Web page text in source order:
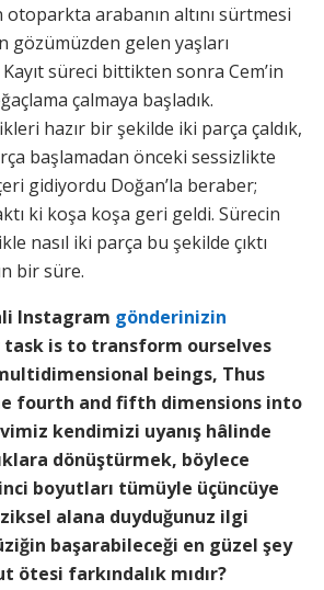
otoparkta arabanın altını sürtmesi
gözümüzden gelen yaşları
süreci bittikten sonra Cem’in
çalmaya başladık.
hazır bir şekilde iki parça çaldık,
başlamadan önceki sessizlikte
gidiyordu Doğan’la beraber;
ki koşa koşa geri geldi. Sürecin
nasıl iki parça bu şekilde çıktı
bir süre.
Instagram gönderinizin
task is to transform ourselves
beings, Thus
fourth and fifth dimensions into
kendimizi uyanış hâlinde
dönüştürmek, böylece
boyutları tümüyle üçüncüye
alana duyduğunuz ilgi
başarabileceği en güzel şey
ötesi farkındalık mıdır?